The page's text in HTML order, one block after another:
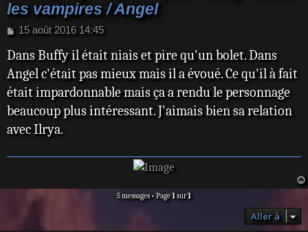
les vampires / Angel
M
s
a
g
15 août 2016 14:45
Dans Buffy il était niais et pire qu'un bolet. Dans
Angel c'était pas mieux mais il a évoué. Ce qu'il à fait
était impardonnable mais ça a rendu le personnage
beaucoup plus intéressant. J'aimais bien sa relation
avec Ilrya.
5 messages • Page1sur1
Aller à